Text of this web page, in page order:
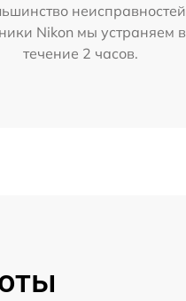
неисправностей
Nikon мы устраняем в
течение 2 часов.